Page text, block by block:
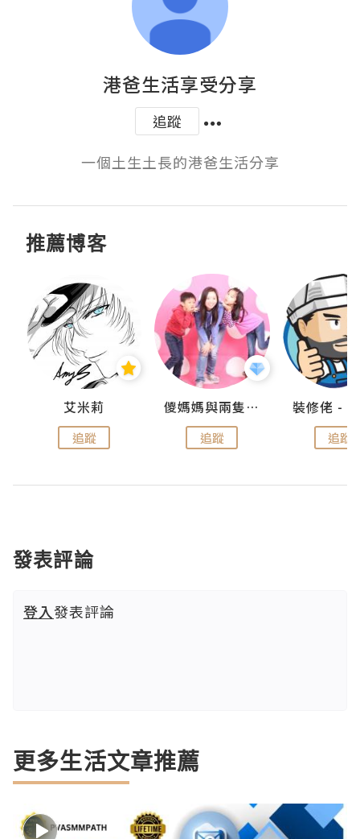
港爸生活享受分享
追蹤
一個土生土長的港爸生活分享
推薦博客
艾米莉
追蹤
儍媽媽與兩隻小魔怪之家
追蹤 追蹤
發表評論
登入發表評論
更多生活文章推薦